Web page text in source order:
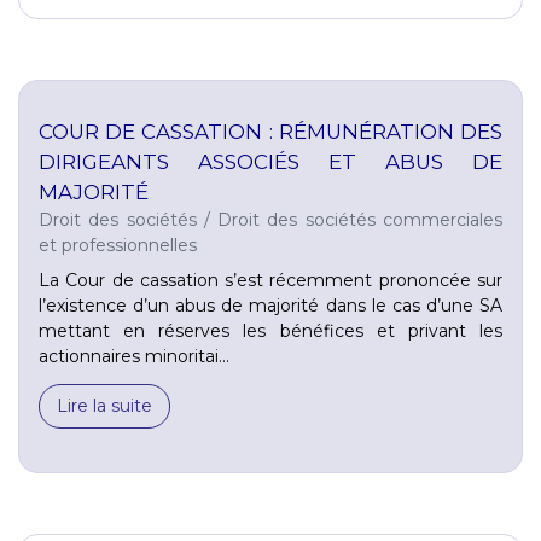
COUR DE CASSATION : RÉMUNÉRATION DES
DIRIGEANTS ASSOCIÉS ET ABUS DE
MAJORITÉ
Droit des sociétés/ Droit des sociétés commerciales
et professionnelles
La Cour de cassation s’est récemment prononcée sur
l’existence d’un abus de majorité dans le cas d’une SA
mettant en réserves les bénéfices et privant les
actionnaires minoritai...
Lire la suite